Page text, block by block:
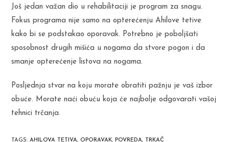
Još jedan važan dio u rehabilitaciji je program za snagu.
Fokus programa nije samo na opterećenju Ahilove tetive
kako bi se podstakao oporavak. Potrebno je poboljšati
sposobnost drugih mišića u nogama da stvore pogon i da
smanje opterećenje listova na nogama.
Posljednja stvar na koju morate obratiti pažnju je vaš izbor
obuće. Morate naći obuću koja će najbolje odgovarati vašoj
tehnici trčanja.
TAGS:AHILOVA TETIVA, OPORAVAK, POVREDA, TRKAČ